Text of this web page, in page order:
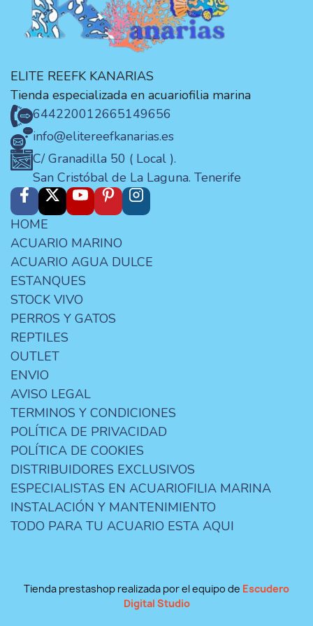
ELITE REEFK KANARIAS
Tienda especializada en acuariofilia marina
644220012665149656
info@elitereefkanarias.es
C/ Granadilla 50 ( Local ).
San Cristóbal de La Laguna. Tenerife
HOME
ACUARIO MARINO
ACUARIO AGUA DULCE
ESTANQUES
STOCK VIVO
PERROS Y GATOS
REPTILES
OUTLET
ENVIO
AVISO LEGAL
TERMINOS Y CONDICIONES
POLÍTICA DE PRIVACIDAD
POLÍTICA DE COOKIES
DISTRIBUIDORES EXCLUSIVOS
ESPECIALISTAS EN ACUARIOFILIA MARINA
INSTALACIÓN Y MANTENIMIENTO
TODO PARA TU ACUARIO ESTA AQUI
Tienda prestashop realizada por el equipo de Escudero
Digital Studio